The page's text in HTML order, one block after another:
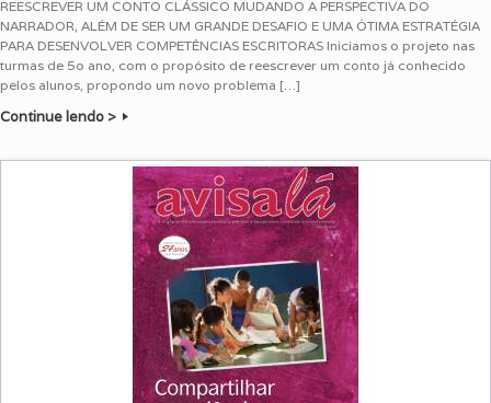
REESCREVER UM CONTO CLÁSSICO MUDANDO A PERSPECTIVA DO
NARRADOR, ALÉM DE SER UM GRANDE DESAFIO E UMA ÓTIMA ESTRATÉGIA
PARA DESENVOLVER COMPETÊNCIAS ESCRITORAS Iniciamos o projeto nas
turmas de 5o ano, com o propósito de reescrever um conto já conhecido
pelos alunos, propondo um novo problema […]
Continue lendo >